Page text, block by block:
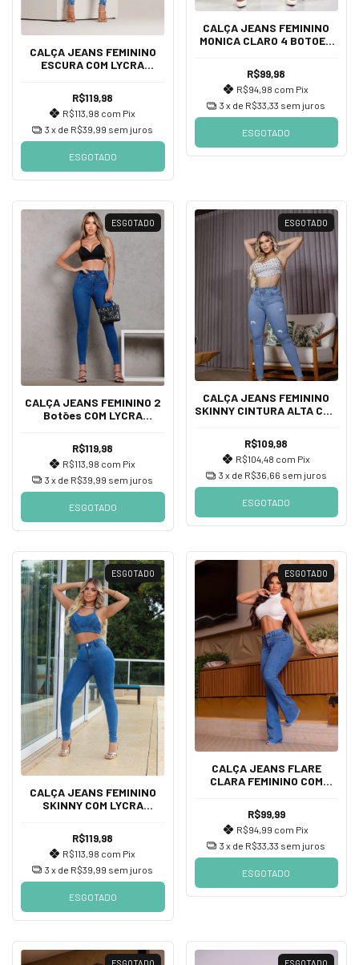
CALÇA JEANS FEMININO
ESCURA COM LYCRA
De DIVINE JEANS
R$119,98
R$113,98 com Pix
3 x de R$39,99 sem juros
ESGOTADO
CALÇA JEANS FEMININO
MONICA CLARO 4 BOTOES
CINTURA ALTA
R$99,98
R$94,98 com Pix
3 x de R$33,33 sem juros
ESGOTADO
ESGOTADO
CALÇA JEANS FEMININO 2
Botões COM LYCRA
R$119,98
R$113,98 com Pix
3 x de R$39,99 sem juros
ESGOTADO
ESGOTADO
CALÇA JEANS FEMININO
SKINNY CINTURA ALTA COM
ALTA.
R$109,98
R$104,48 com Pix
3 x de R$36,66 sem juros
ESGOTADO
ESGOTADO
CALÇA JEANS FEMININO
SKINNY COM LYCRA
R$119,98
R$113,98 com Pix
3 x de R$39,99 sem juros
ESGOTADO
ESGOTADO
CALÇA JEANS FLARE
CLARA FEMININO COM
DIVINE JEANS
R$99,99
R$94,99 com Pix
3 x de R$33,33 sem juros
ESGOTADO
ESGOTADO ESGOTADO